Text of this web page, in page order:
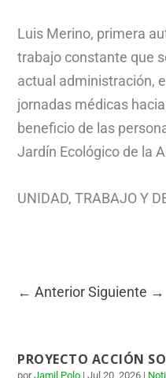
Luis Merino, primera
trabajo constante que
actual administración,
jornadas médicas
beneficio de las
Jardín Ecológico de la
UNIDAD, TRABAJO Y
←Anterior Siguiente →
PROYECTO ACCIÓN
porJamil Polo |Jul 20, 2026 |